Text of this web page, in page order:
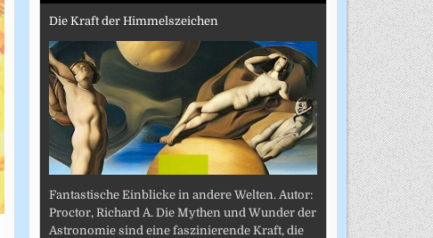
Die Kraft der Himmelszeichen
Fantastische Einblicke in andere Welten. Autor:
Proctor, Richard A. Die Mythen und Wunder der
Astronomie sind eine faszinierende Kraft, die